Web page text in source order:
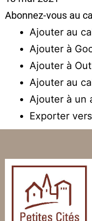
Abonnez-vous au
Ajouter au
Ajouter à
Ajouter à
Ajouter au
Ajouter à un
Exporter